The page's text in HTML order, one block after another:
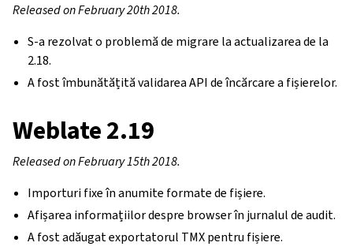
Released on February 20th 2018.
S-a rezolvat o problemă de migrare la actualizarea de la
2.18.
A fost îmbunătățită validarea API de încărcare a fișierelor.
Weblate 2.19
Released on February 15th 2018.
Importuri fixe în anumite formate de fișiere.
Afișarea informațiilor despre browser în jurnalul de audit.
A fost adăugat exportatorul TMX pentru fișiere.